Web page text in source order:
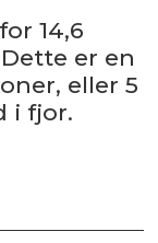
14,6
er en
eller 5
i fjor.